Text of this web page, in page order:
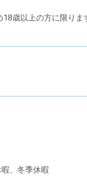
歳以上の方に限りま
、冬季休暇